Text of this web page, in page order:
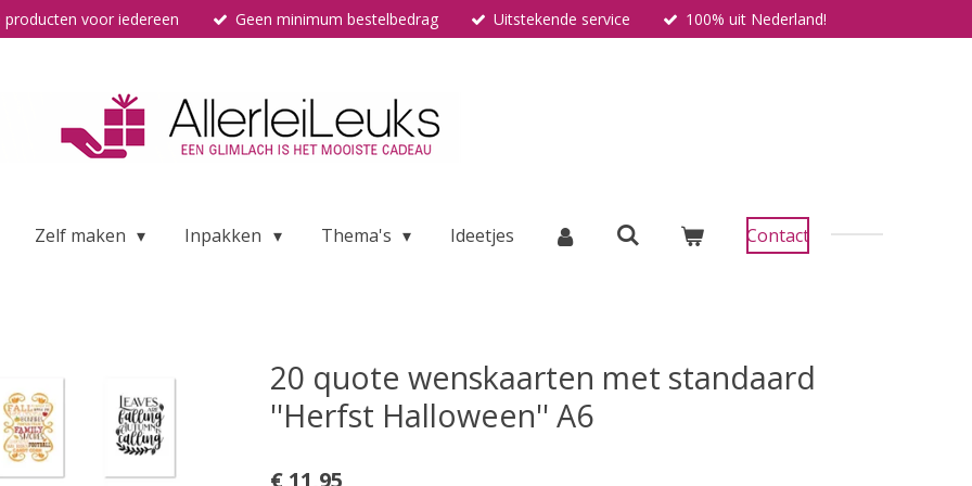
producten voor iedereen Geen minimum bestelbedrag Uitstekende service 100% uit Nederland!
Zelf maken Inpakken Thema's Ideetjes Contact
20 quote wenskaarten met standaard
''Herfst Halloween'' A6